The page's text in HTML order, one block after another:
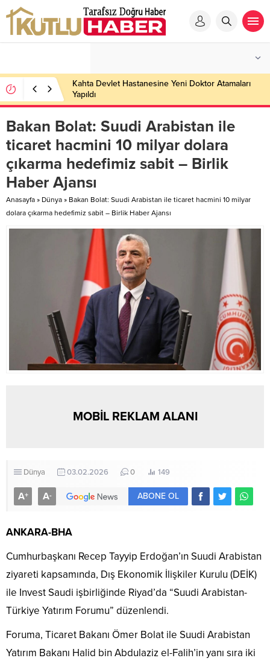
Kahta Devlet Hastanesine Yeni Doktor Atamaları
Yapıldı
Bakan Bolat: Suudi Arabistan ile
ticaret hacmini 10 milyar dolara
çıkarma hedefimiz sabit – Birlik
Haber Ajansı
Anasayfa » Dünya » Bakan Bolat: Suudi Arabistan ile ticaret hacmini 10 milyar
dolara çıkarma hedefimiz sabit – Birlik Haber Ajansı
MOBİL REKLAM ALANI
Dünya 03.02.2026 0 149
A+ A- ABONE OL
ANKARA-BHA
Cumhurbaşkanı Recep Tayyip Erdoğan’ın Suudi Arabistan
ziyareti kapsamında, Dış Ekonomik İlişkiler Kurulu (DEİK)
ile Invest Saudi işbirliğinde Riyad’da “Suudi Arabistan-
Türkiye Yatırım Forumu” düzenlendi.
Foruma, Ticaret Bakanı Ömer Bolat ile Suudi Arabistan
Yatırım Bakanı Halid bin Abdulaziz el-Falih’in yanı sıra iki